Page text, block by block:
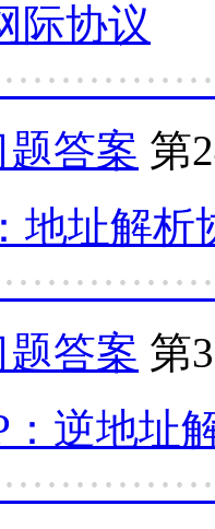
际协议
题答案 第
地址解析
题答案 第
：逆地址